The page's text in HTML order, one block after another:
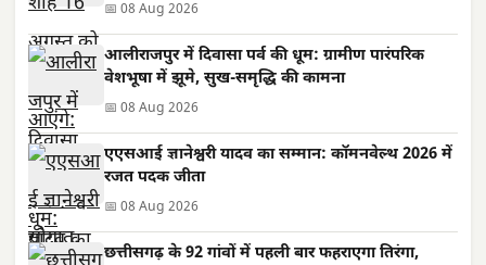
📅 08 Aug 2026
आलीराजपुर में दिवासा पर्व की धूम: ग्रामीण पारंपरिक
वेशभूषा में झूमे, सुख-समृद्धि की कामना
📅 08 Aug 2026
एएसआई ज्ञानेश्वरी यादव का सम्मान: कॉमनवेल्थ 2026 में
रजत पदक जीता
📅 08 Aug 2026
छत्तीसगढ़ के 92 गांवों में पहली बार फहराएगा तिरंगा,